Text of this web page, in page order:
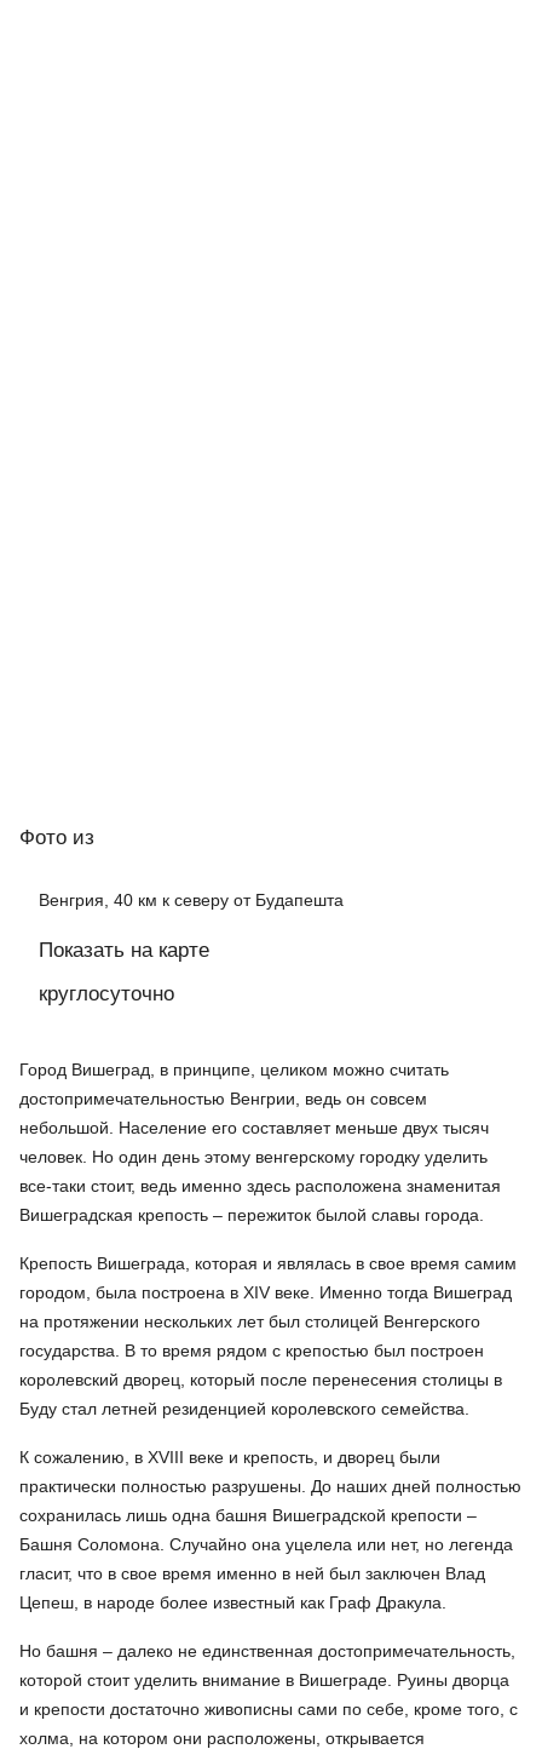
Фото из
Венгрия, 40 км к северу от Будапешта
Показать на карте
круглосуточно
Город Вишеград, в принципе, целиком можно считать
достопримечательностью Венгрии, ведь он совсем
небольшой. Население его составляет меньше двух тысяч
человек. Но один день этому венгерскому городку уделить
все-таки стоит, ведь именно здесь расположена знаменитая
Вишеградская крепость – пережиток былой славы города.
Крепость Вишеграда, которая и являлась в свое время самим
городом, была построена в XIV веке. Именно тогда Вишеград
на протяжении нескольких лет был столицей Венгерского
государства. В то время рядом с крепостью был построен
королевский дворец, который после перенесения столицы в
Буду стал летней резиденцией королевского семейства.
К сожалению, в XVIII веке и крепость, и дворец были
практически полностью разрушены. До наших дней полностью
сохранилась лишь одна башня Вишеградской крепости –
Башня Соломона. Случайно она уцелела или нет, но легенда
гласит, что в свое время именно в ней был заключен Влад
Цепеш, в народе более известный как Граф Дракула.
Но башня – далеко не единственная достопримечательность,
которой стоит уделить внимание в Вишеграде. Руины дворца
и крепости достаточно живописны сами по себе, кроме того, с
холма, на котором они расположены, открывается